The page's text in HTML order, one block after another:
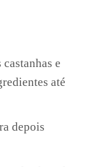
e
até
depois